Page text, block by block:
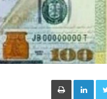
Twitter
LinkedInطباعة